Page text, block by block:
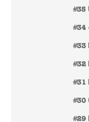
#35
#34
#33
#32
#31
#30
#29